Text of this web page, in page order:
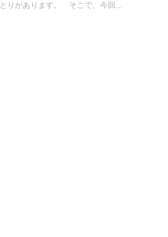
とりがあります。 そこで、今回...